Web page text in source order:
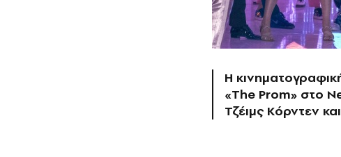
Η
«The Prom» στο
Τζέιμς Κόρντεν